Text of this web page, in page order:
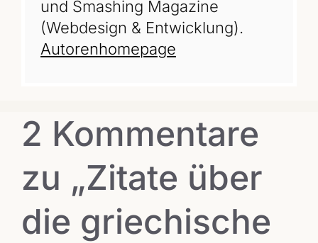
und Smashing Magazine
(Webdesign & Entwicklung).
Autorenhomepage
2 Kommentare
zu „Zitate über
die griechische